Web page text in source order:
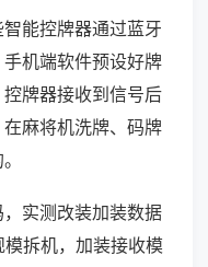
能控牌器通过蓝牙
机端软件预设好牌
牌器接收到信号后
麻将机洗牌、码牌
实测改装加装数据
拆机，加装接收模